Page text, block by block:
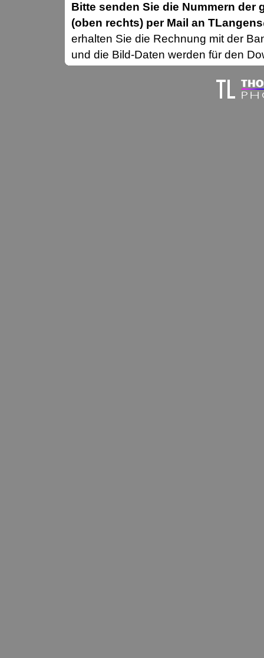
Bitte senden Sie die Nummern der
(oben rechts) per Mail an
erhalten Sie die Rechnung mit der
und die Bild-Daten werden für den